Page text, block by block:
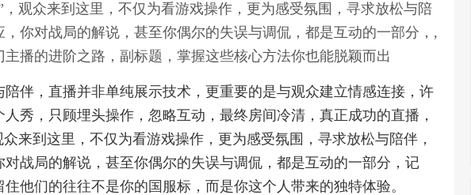
观众来到这里，不仅为看游戏操作，更为感受氛围，寻求放松与陪
你对战局的解说，甚至你偶尔的失误与调侃，都是互动的一部分，,
播的进阶之路，副标题，掌握这些核心方法你也能脱颖而出
伴，直播并非单纯展示技术，更重要的是与观众建立情感连接，许
秀，只顾埋头操作，忽略互动，最终房间冷清，真正成功的直播，
来到这里，不仅为看游戏操作，更为感受氛围，寻求放松与陪伴，
战局的解说，甚至你偶尔的失误与调侃，都是互动的一部分，记
他们的往往不是你的国服标，而是你这个人带来的独特体验。